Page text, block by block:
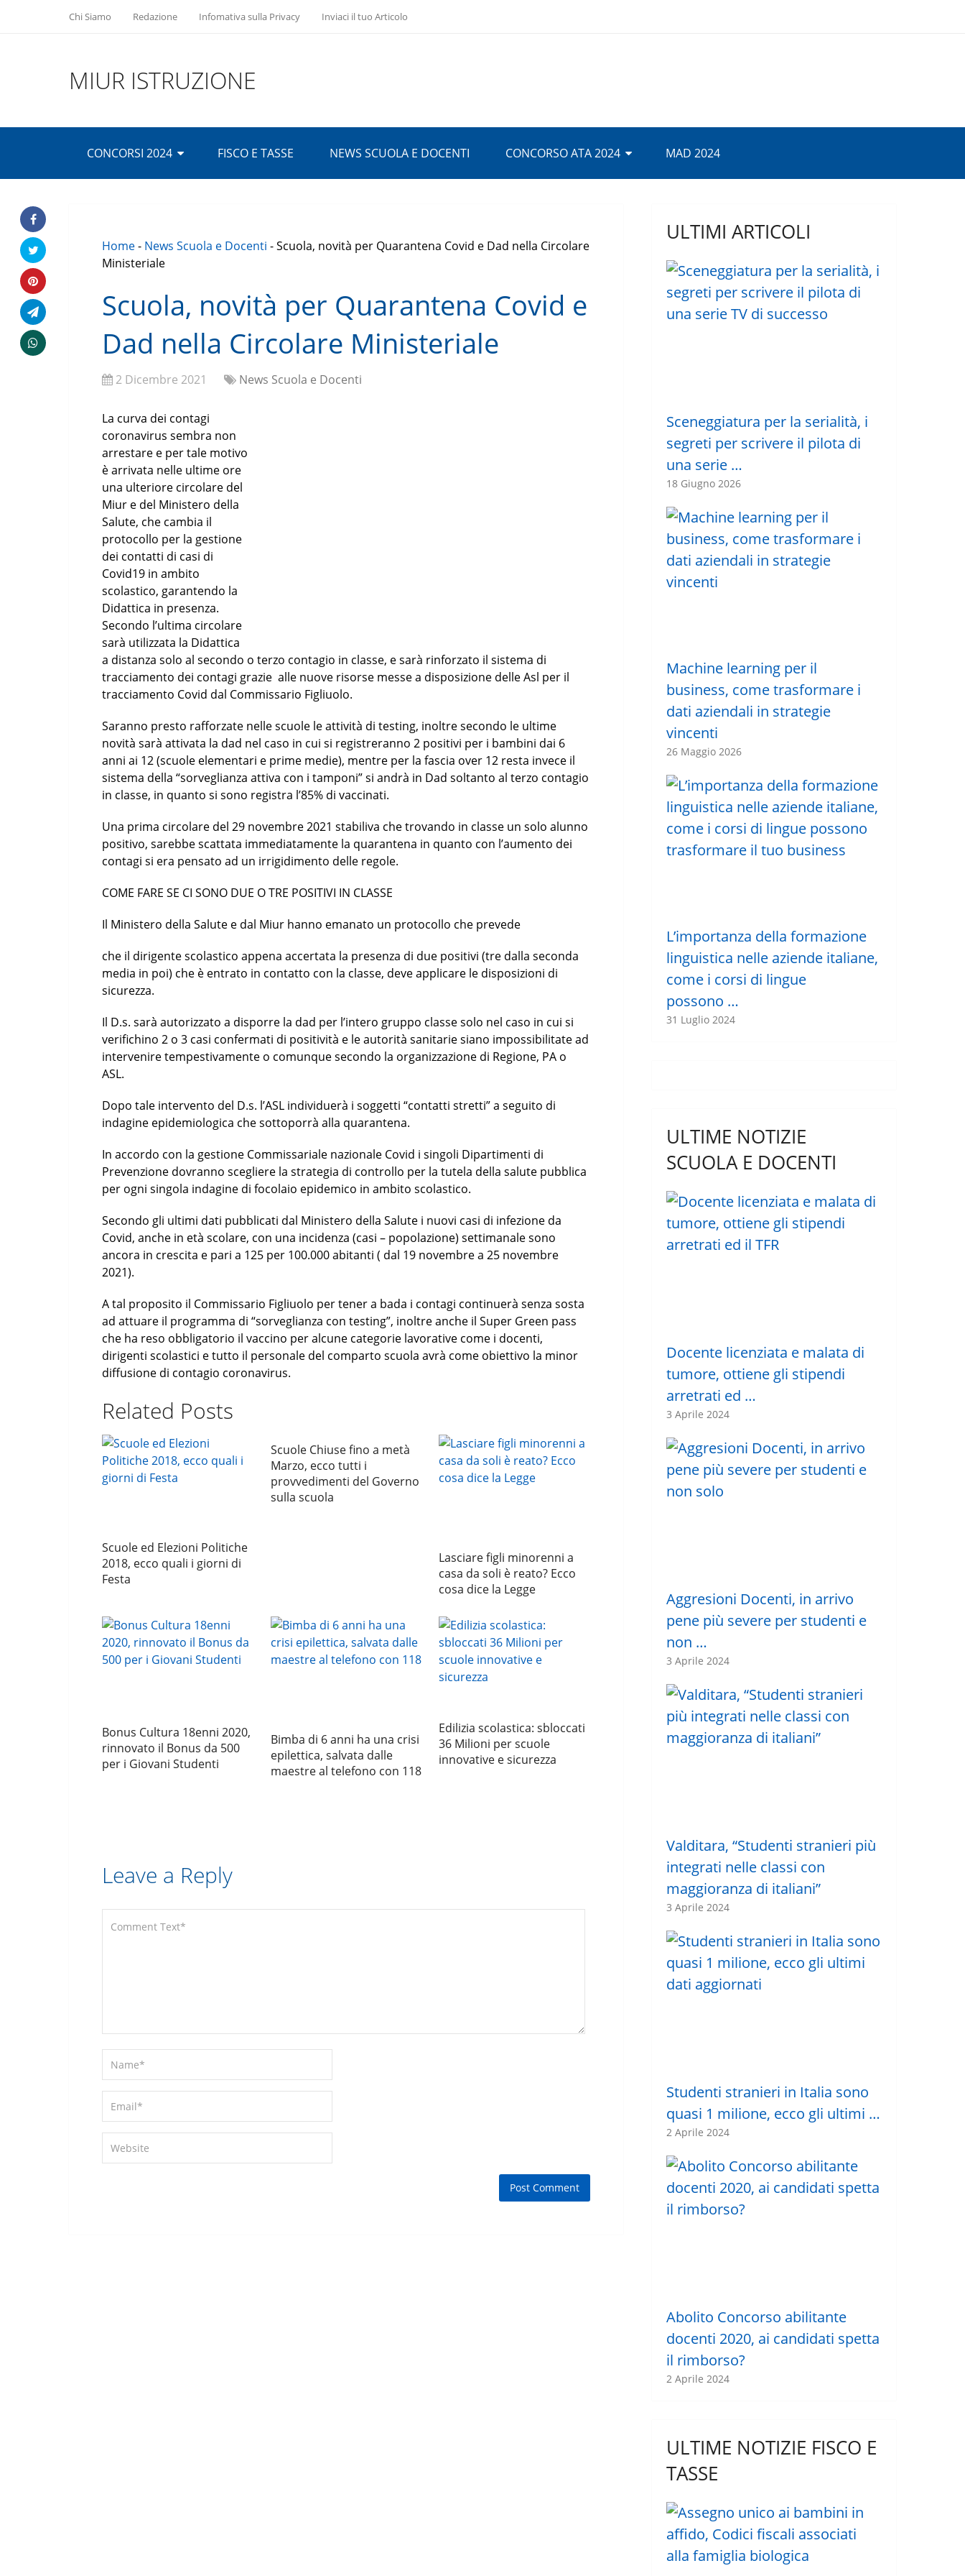
Chi Siamo Redazione Infomativa sulla Privacy Inviaci il tuo Articolo
MIUR ISTRUZIONE
CONCORSI 2024 FISCO E TASSE NEWS SCUOLA E DOCENTI CONCORSO ATA 2024 MAD 2024
Home- News Scuola e Docenti -Scuola, novità per Quarantena Covid e Dad nella Circolare
Ministeriale
Scuola, novità per Quarantena Covid e
Dad nella Circolare Ministeriale
2 Dicembre 2021 News Scuola e Docenti
La curva dei contagi
coronavirus sembra non
arrestare e per tale motivo
è arrivata nelle ultime ore
una ulteriore circolare del
Miur e del Ministero della
Salute, che cambia il
protocollo per la gestione
dei contatti di casi di
Covid19 in ambito
scolastico, garantendo la
Didattica in presenza.
Secondo l’ultima circolare
sarà utilizzata la Didattica
a distanza solo al secondo o terzo contagio in classe, e sarà rinforzato il sistema di
tracciamento dei contagi grazie alle nuove risorse messe a disposizione delle Asl per il
tracciamento Covid dal Commissario Figliuolo.
Saranno presto rafforzate nelle scuole le attività di testing, inoltre secondo le ultime
novità sarà attivata la dad nel caso in cui si registreranno 2 positivi per i bambini dai 6
anni ai 12 (scuole elementari e prime medie), mentre per la fascia over 12 resta invece il
sistema della “sorveglianza attiva con i tamponi” si andrà in Dad soltanto al terzo contagio
in classe, in quanto si sono registra l’85% di vaccinati.
Una prima circolare del 29 novembre 2021 stabiliva che trovando in classe un solo alunno
positivo, sarebbe scattata immediatamente la quarantena in quanto con l’aumento dei
contagi si era pensato ad un irrigidimento delle regole.
COME FARE SE CI SONO DUE O TRE POSITIVI IN CLASSE
Il Ministero della Salute e dal Miur hanno emanato un protocollo che prevede
che il dirigente scolastico appena accertata la presenza di due positivi (tre dalla seconda
media in poi) che è entrato in contatto con la classe, deve applicare le disposizioni di
sicurezza.
Il D.s. sarà autorizzato a disporre la dad per l’intero gruppo classe solo nel caso in cui si
verifichino 2 o 3 casi confermati di positività e le autorità sanitarie siano impossibilitate ad
intervenire tempestivamente o comunque secondo la organizzazione di Regione, PA o
ASL.
Dopo tale intervento del D.s. l’ASL individuerà i soggetti “contatti stretti” a seguito di
indagine epidemiologica che sottoporrà alla quarantena.
In accordo con la gestione Commissariale nazionale Covid i singoli Dipartimenti di
Prevenzione dovranno scegliere la strategia di controllo per la tutela della salute pubblica
per ogni singola indagine di focolaio epidemico in ambito scolastico.
Secondo gli ultimi dati pubblicati dal Ministero della Salute i nuovi casi di infezione da
Covid, anche in età scolare, con una incidenza (casi – popolazione) settimanale sono
ancora in crescita e pari a 125 per 100.000 abitanti ( dal 19 novembre a 25 novembre
2021).
A tal proposito il Commissario Figliuolo per tener a bada i contagi continuerà senza sosta
ad attuare il programma di “sorveglianza con testing”, inoltre anche il Super Green pass
che ha reso obbligatorio il vaccino per alcune categorie lavorative come i docenti,
dirigenti scolastici e tutto il personale del comparto scuola avrà come obiettivo la minor
diffusione di contagio coronavirus.
Related Posts
Scuole ed Elezioni Politiche
2018, ecco quali i giorni di
Festa
Scuole Chiuse fino a metà
Marzo, ecco tutti i
provvedimenti del Governo
sulla scuola
Lasciare figli minorenni a
casa da soli è reato? Ecco
cosa dice la Legge
Bonus Cultura 18enni 2020,
rinnovato il Bonus da 500
per i Giovani Studenti
Bimba di 6 anni ha una crisi
epilettica, salvata dalle
maestre al telefono con 118
Edilizia scolastica: sbloccati
36 Milioni per scuole
innovative e sicurezza
Leave a Reply
ULTIMI ARTICOLI
Sceneggiatura per la serialità, i
segreti per scrivere il pilota di
una serie …
18 Giugno 2026
Machine learning per il
business, come trasformare i
dati aziendali in strategie
vincenti
26 Maggio 2026
L’importanza della formazione
linguistica nelle aziende italiane,
come i corsi di lingue
possono …
31 Luglio 2024
ULTIME NOTIZIE
SCUOLA E DOCENTI
Docente licenziata e malata di
tumore, ottiene gli stipendi
arretrati ed …
3 Aprile 2024
Aggresioni Docenti, in arrivo
pene più severe per studenti e
non …
3 Aprile 2024
Valditara, “Studenti stranieri più
integrati nelle classi con
maggioranza di italiani”
3 Aprile 2024
Studenti stranieri in Italia sono
quasi 1 milione, ecco gli ultimi …
2 Aprile 2024
Abolito Concorso abilitante
docenti 2020, ai candidati spetta
il rimborso?
2 Aprile 2024
ULTIME NOTIZIE FISCO E
TASSE